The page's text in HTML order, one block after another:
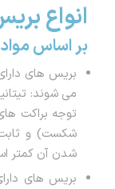
انواع
بر اساس مواد
بریس های
می شوند:
توجه براکت
شکست) و
شدن آن کمتر
بریس های